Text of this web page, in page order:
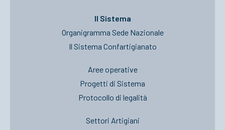
Il Sistema
Organigramma Sede Nazionale
Il Sistema Confartigianato
Aree operative
Progetti di Sistema
Protocollo di legalità
Settori Artigiani